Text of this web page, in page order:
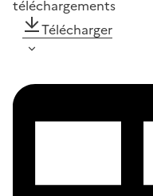
téléchargements
Télécharger